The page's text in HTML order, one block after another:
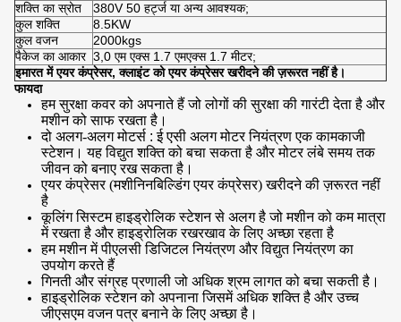
शक्ति का स्रोत
380V 50 हर्ट्ज या अन्य आवश्यक;
कुल शक्ति
8.5KW
कुल वजन
2000kgs
पैकेज का आकार 3,0 एम एक्स 1.7 एमएक्स 1.7 मीटर;
इमारत में एयर कंप्रेसर, क्लाइंट को एयर कंप्रेसर खरीदने की ज़रूरत नहीं है।
फायदा
हम सुरक्षा कवर को अपनाते हैं जो लोगों की सुरक्षा की गारंटी देता है और
मशीन को साफ रखता है।
दो अलग-अलग मोटर्स :ई एसी अलग मोटर नियंत्रण एक कामकाजी
स्टेशन। यह विद्युत शक्ति को बचा सकता है और मोटर लंबे समय तक
जीवन को बनाए रख सकता है।
एयर कंप्रेसर (मशीनिनबिल्डिंग एयर कंप्रेसर) खरीदने की ज़रूरत नहीं
है
कूलिंग सिस्टम हाइड्रोलिक स्टेशन से अलग है जो मशीन को कम मात्रा
में रखता है और हाइड्रोलिक रखरखाव के लिए अच्छा रहता है
हम मशीन में पीएलसी डिजिटल नियंत्रण और विद्युत नियंत्रण का
उपयोग करते हैं
गिनती और संग्रह प्रणाली जो अधिक श्रम लागत को बचा सकती है।
हाइड्रोलिक स्टेशन को अपनाना जिसमें अधिक शक्ति है और उच्च
जीएसएम वजन पत्र बनाने के लिए अच्छा है।